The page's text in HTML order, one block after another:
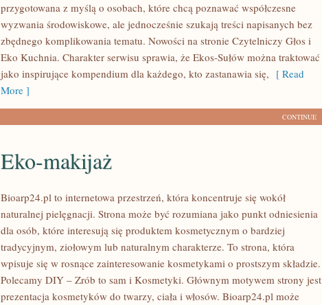
przygotowana z myślą o osobach, które chcą poznawać współczesne
wyzwania środowiskowe, ale jednocześnie szukają treści napisanych bez
zbędnego komplikowania tematu. Nowości na stronie Czytelniczy Głos i
Eko Kuchnia. Charakter serwisu sprawia, że Ekos-Sułów można traktować
jako inspirujące kompendium dla każdego, kto zastanawia się, [ Read
More ]
CONTINUE
Eko-makijaż
Bioarp24.pl to internetowa przestrzeń, która koncentruje się wokół
naturalnej pielęgnacji. Strona może być rozumiana jako punkt odniesienia
dla osób, które interesują się produktem kosmetycznym o bardziej
tradycyjnym, ziołowym lub naturalnym charakterze. To strona, która
wpisuje się w rosnące zainteresowanie kosmetykami o prostszym składzie.
Polecamy DIY – Zrób to sam i Kosmetyki. Głównym motywem strony jest
prezentacja kosmetyków do twarzy, ciała i włosów. Bioarp24.pl może